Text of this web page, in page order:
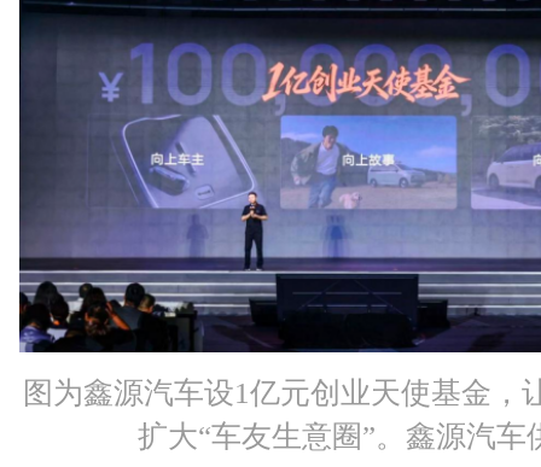
图为鑫源汽车设1亿元创业天使基金，
扩大“车友生意圈”。鑫源汽车